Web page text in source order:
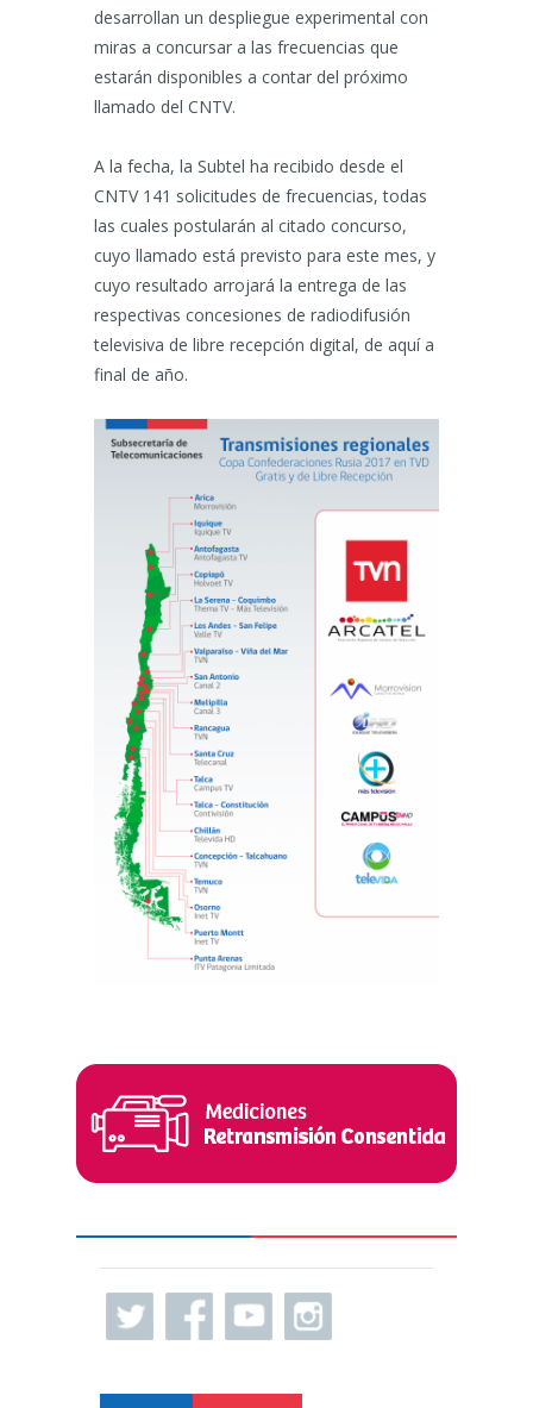
desarrollan un despliegue experimental con
miras a concursar a las frecuencias que
estarán disponibles a contar del próximo
llamado del CNTV.
A la fecha, la Subtel ha recibido desde el
CNTV 141 solicitudes de frecuencias, todas
las cuales postularán al citado concurso,
cuyo llamado está previsto para este mes, y
cuyo resultado arrojará la entrega de las
respectivas concesiones de radiodifusión
televisiva de libre recepción digital, de aquí a
final de año.